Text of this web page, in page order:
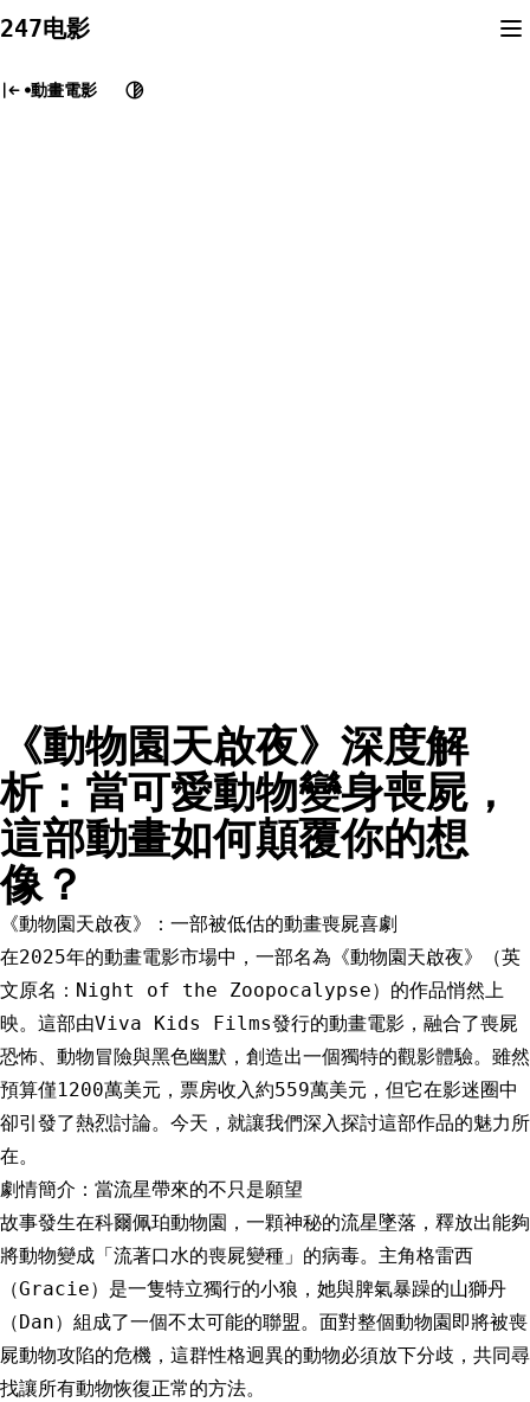
to
247电影
動畫電影
《動物園天啟夜》深度解
析：當可愛動物變身喪屍，
這部動畫如何顛覆你的想
像？
《動物園天啟夜》：一部被低估的動畫喪屍喜劇
在2025年的動畫電影市場中，一部名為《動物園天啟夜》（英
文原名：Night of the Zoopocalypse）的作品悄然上
映。這部由Viva Kids Films發行的動畫電影，融合了喪屍
恐怖、動物冒險與黑色幽默，創造出一個獨特的觀影體驗。雖然
預算僅1200萬美元，票房收入約559萬美元，但它在影迷圈中
卻引發了熱烈討論。今天，就讓我們深入探討這部作品的魅力所
在。
劇情簡介：當流星帶來的不只是願望
故事發生在科爾佩珀動物園，一顆神秘的流星墜落，釋放出能夠
將動物變成「流著口水的喪屍變種」的病毒。主角格雷西
（Gracie）是一隻特立獨行的小狼，她與脾氣暴躁的山獅丹
（Dan）組成了一個不太可能的聯盟。面對整個動物園即將被喪
屍動物攻陷的危機，這群性格迥異的動物必須放下分歧，共同尋
找讓所有動物恢復正常的方法。